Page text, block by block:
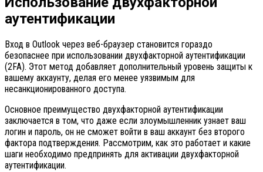
аутентификации
Вход в Outlook через веб-браузер становится гораздо
безопаснее при использовании двухфакторной аутентификации
(2FA). Этот метод добавляет дополнительный уровень защиты к
вашему аккаунту, делая его менее уязвимым для
несанкционированного доступа.
Основное преимущество двухфакторной аутентификации
заключается в том, что даже если злоумышленник узнает ваш
логин и пароль, он не сможет войти в ваш аккаунт без второго
фактора подтверждения. Рассмотрим, как это работает и какие
шаги необходимо предпринять для активации двухфакторной
аутентификации.